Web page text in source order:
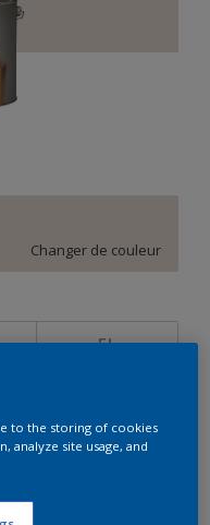
Changer de couleur
5L
peinture
Calculer
to the storing of cookies
analyze site usage, and